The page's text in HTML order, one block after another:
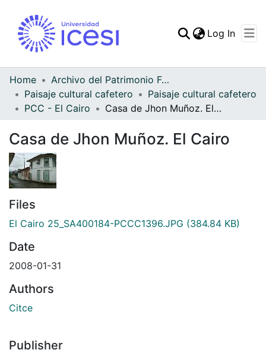
Statistics
Log In
Home
Archivo del Patrimonio Fotográfico y Fílmico del Valle del Cauca
Paisaje cultural cafetero
Paisaje cultural cafetero
PCC - El Cairo
Casa de Jhon Muñoz. El Cairo
Casa de Jhon Muñoz. El Cairo
Files
El Cairo 25_SA400184-PCCC1396.JPG (384.84 KB)
Date
2008-01-31
Authors
Citce
Publisher